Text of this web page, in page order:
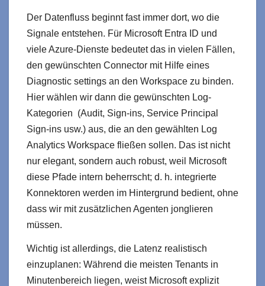
Der Datenfluss beginnt fast immer dort, wo die
Signale entstehen. Für Microsoft Entra ID und
viele Azure‑Dienste bedeutet das in vielen Fällen,
den gewünschten Connector mit Hilfe eines
Diagnostic settings an den Workspace zu binden.
Hier wählen wir dann die gewünschten Log-
Kategorien (Audit, Sign‑ins, Service Principal
Sign‑ins usw.) aus, die an den gewählten Log
Analytics Workspace fließen sollen. Das ist nicht
nur elegant, sondern auch robust, weil Microsoft
diese Pfade intern beherrscht; d. h. integrierte
Konnektoren werden im Hintergrund bedient, ohne
dass wir mit zusätzlichen Agenten jonglieren
müssen.
Wichtig ist allerdings, die Latenz realistisch
einzuplanen: Während die meisten Tenants in
Minutenbereich liegen, weist Microsoft explizit